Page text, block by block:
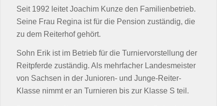
Seit 1992 leitet Joachim Kunze den Familienbetrieb.
Seine Frau Regina ist für die Pension zuständig, die
zu dem Reiterhof gehört.
Sohn Erik ist im Betrieb für die Turniervorstellung der
Reitpferde zuständig. Als mehrfacher Landesmeister
von Sachsen in der Junioren- und Junge-Reiter-
Klasse nimmt er an Turnieren bis zur Klasse S teil.